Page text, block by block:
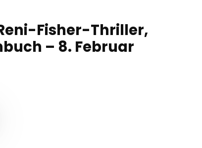
Fisher-Thriller,
– 8. Februar